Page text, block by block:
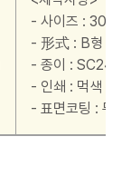
- 사이즈 :
- 形式 : B형 바
- 종이 :
- 인쇄 : 먹색 1도
- 표면코팅 : 무